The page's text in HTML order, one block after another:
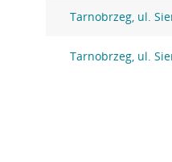
Tarnobrzeg, ul.
Tarnobrzeg, ul.